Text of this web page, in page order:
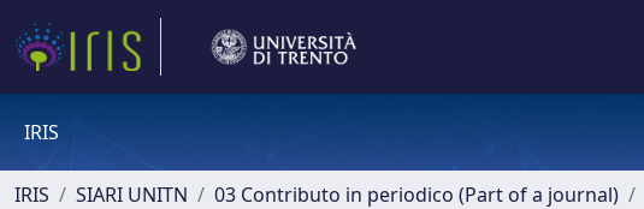
IRIS
IRIS SIARI UNITN 03 Contributo in periodico (Part of a journal)